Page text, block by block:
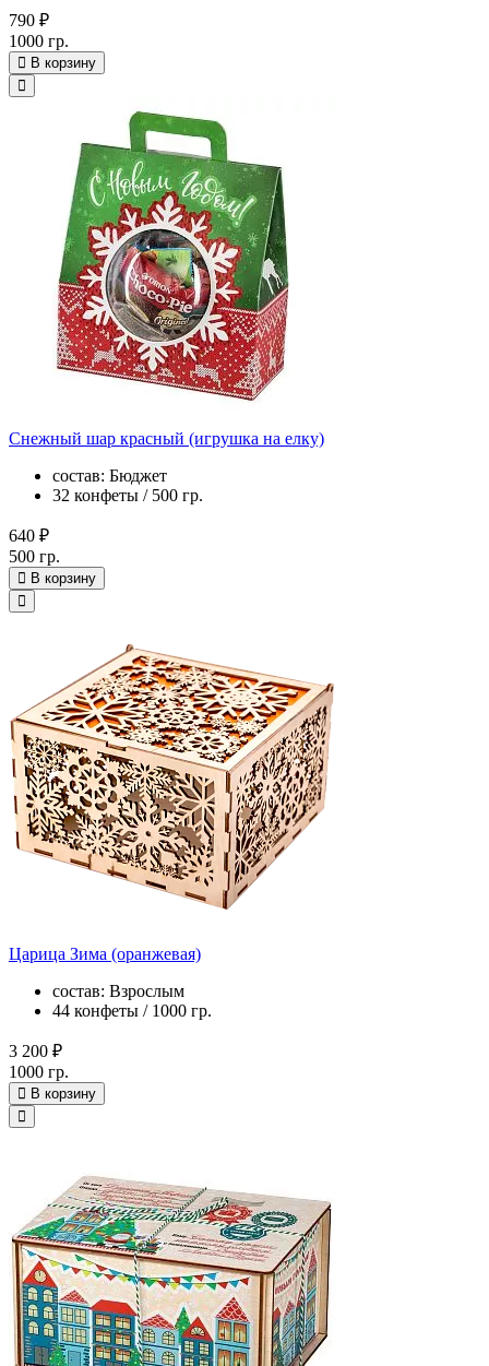
790 ₽
1000 гр.
В корзину
Снежный шар красный (игрушка на елку)
состав: Бюджет
32 конфеты / 500 гр.
640 ₽
500 гр.
В корзину
Царица Зима (оранжевая)
состав: Взрослым
44 конфеты / 1000 гр.
3 200 ₽
1000 гр.
В корзину